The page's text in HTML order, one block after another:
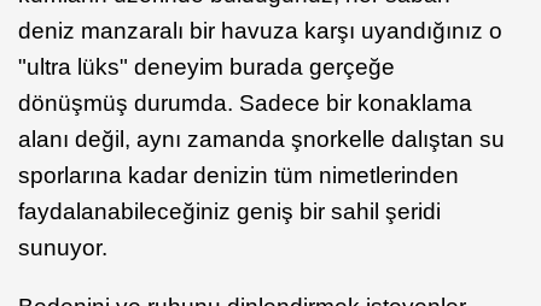
deniz manzaralı bir havuza karşı uyandığınız o
"ultra lüks" deneyim burada gerçeğe
dönüşmüş durumda. Sadece bir konaklama
alanı değil, aynı zamanda şnorkelle dalıştan su
sporlarına kadar denizin tüm nimetlerinden
faydalanabileceğiniz geniş bir sahil şeridi
sunuyor.